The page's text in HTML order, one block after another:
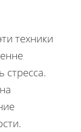
техники
стресса.